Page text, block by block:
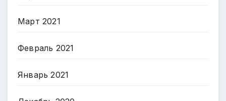
Март 2021
Февраль 2021
Январь 2021